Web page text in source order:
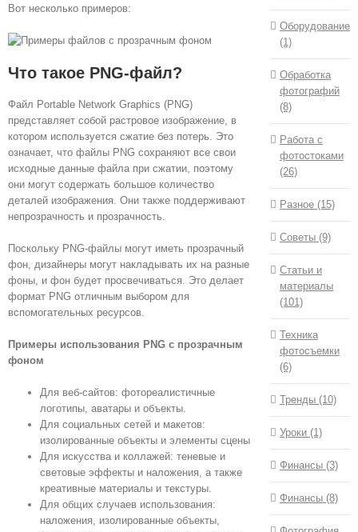
Вот несколько примеров:
Что такое PNG-файл?
Файл Portable Network Graphics (PNG)
представляет собой растровое изображение, в
котором используется сжатие без потерь. Это
означает, что файлы PNG сохраняют все свои
исходные данные файла при сжатии, поэтому
они могут содержать большое количество
деталей изображения. Они также поддерживают
непрозрачность и прозрачность.
Поскольку PNG-файлы могут иметь прозрачный
фон, дизайнеры могут накладывать их на разные
фоны, и фон будет просвечиваться. Это делает
формат PNG отличным выбором для
вспомогательных ресурсов.
Примеры использования PNG с прозрачным
фоном
Для веб-сайтов: фотореалистичные
логотипы, аватары и объекты.
Для социальных сетей и макетов:
изолированные объекты и элементы сцены
Для искусства и коллажей: теневые и
световые эффекты и наложения, а также
креативные материалы и текстуры.
Для общих случаев использования:
наложения, изолированные объекты,
Оборудование
(1)
Обработка
фотографий
(8)
Работа с
фотостоками
(26)
Разное (15)
Советы (9)
Статьи и
материалы
(101)
Техника
фотосъемки
(6)
Тренды (10)
Уроки (1)
Финансы (3)
Финансы (8)